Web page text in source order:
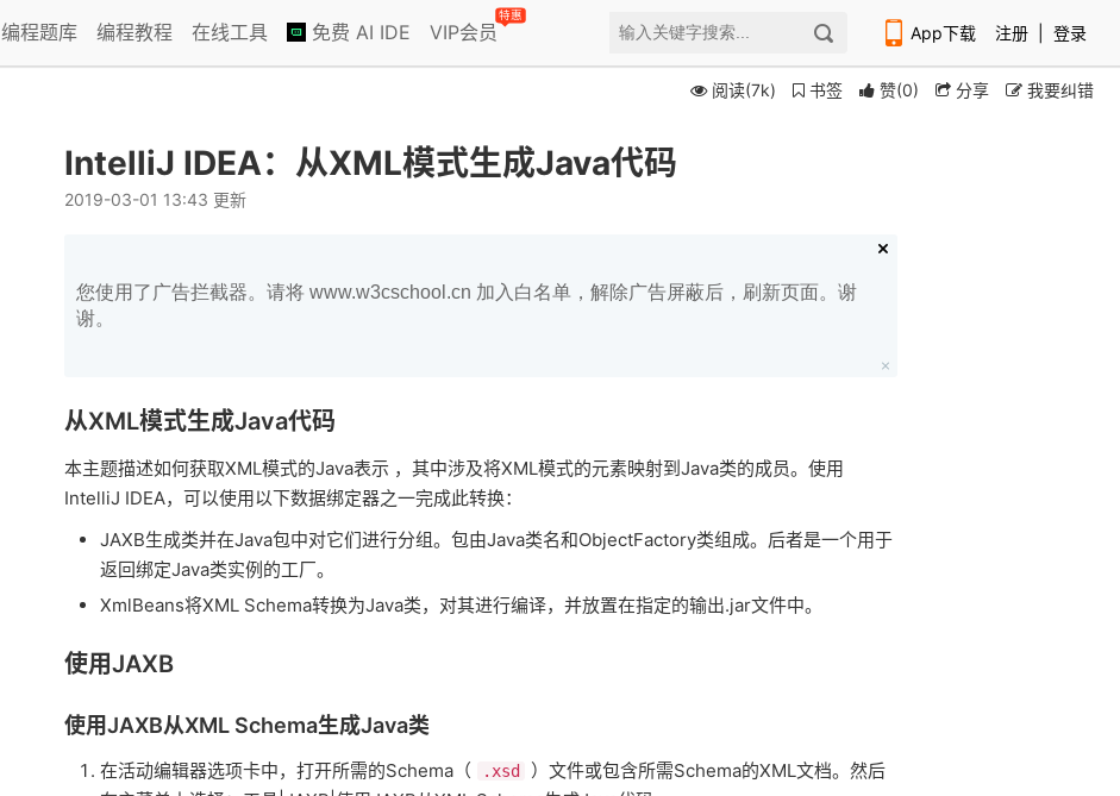
编程题库 编程教程 在线工具 免费 AI IDE VIP会员
特惠
App下载 注册 登录
阅读(7k) 书签 赞(0) 分享 我要纠错
IntelliJ IDEA：从XML模式生成Java代码
2019-03-01 13:43 更新
您使用了广告拦截器。请将 www.w3cschool.cn 加入白名单，解除广告屏蔽后，刷新页面。谢
谢。
从XML模式生成Java代码
本主题描述如何获取XML模式的Java表示 ，其中涉及将XML模式的元素映射到Java类的成员。使用
IntelliJ IDEA，可以使用以下数据绑定器之一完成此转换：
JAXB生成类并在Java包中对它们进行分组。包由Java类名和ObjectFactory类组成。后者是一个用于
返回绑定Java类实例的工厂。
XmlBeans将XML Schema转换为Java类，对其进行编译，并放置在指定的输出.jar文件中。
使用JAXB
使用JAXB从XML Schema生成Java类
在活动编辑器选项卡中，打开所需的Schema（ .xsd
）文件或包含所需Schema的XML文档。然后